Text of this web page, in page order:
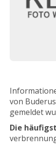
von
gemeldet
Die